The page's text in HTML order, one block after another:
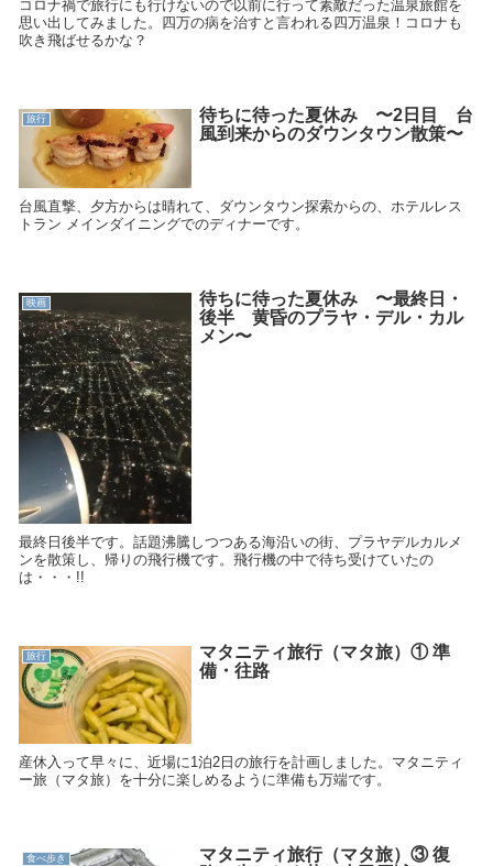
コロナ禍で旅行にも行けないので以前に行って素敵だった温泉旅館を
思い出してみました。四万の病を治すと言われる四万温泉！コロナも
吹き飛ばせるかな？
旅行
待ちに待った夏休み 〜2日目 台
風到来からのダウンタウン散策〜
台風直撃、夕方からは晴れて、ダウンタウン探索からの、ホテルレス
トラン メインダイニングでのディナーです。
映画
待ちに待った夏休み 〜最終日・
後半 黄昏のプラヤ・デル・カル
メン〜
最終日後半です。話題沸騰しつつある海沿いの街、プラヤデルカルメ
ンを散策し、帰りの飛行機です。飛行機の中で待ち受けていたの
は・・・!!
旅行
マタニティ旅行（マタ旅）① 準
備・往路
産休入って早々に、近場に1泊2日の旅行を計画しました。マタニティ
ー旅（マタ旅）を十分に楽しめるように準備も万端です。
食べ歩き
マタニティ旅行（マタ旅）③ 復